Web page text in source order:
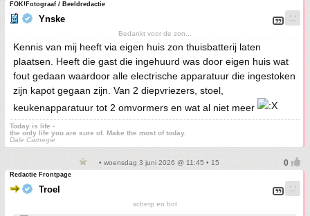
FOK!Fotograaf / Beeldredactie
Ynske
Bedankt voor de zon...
Kennis van mij heeft via eigen huis zon thuisbatterij laten
plaatsen. Heeft die gast die ingehuurd was door eigen huis wat
fout gedaan waardoor alle electrische apparatuur die ingestoken
zijn kapot gegaan zijn. Van 2 diepvriezers, stoel,
keukenapparatuur tot 2 omvormers en wat al niet meer
Today is life -
the only life you are sure of. Make the most of today.
Dale Carnegie
• woensdag 3 juni 2026 @ 11:45 • 15
Redactie Frontpage
Troel
scherp en bot